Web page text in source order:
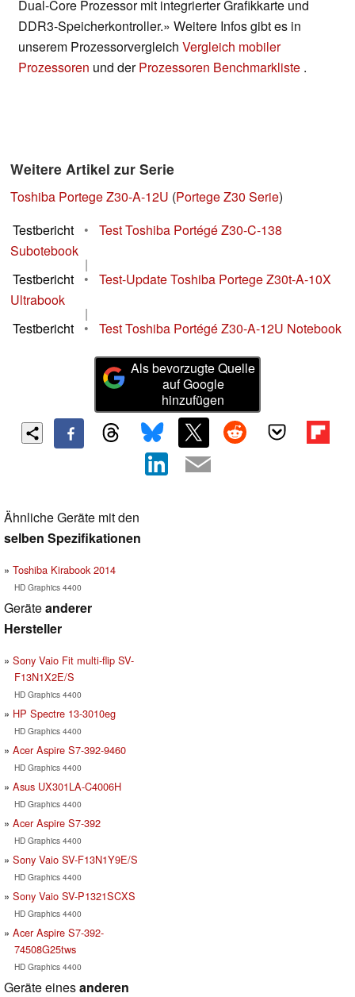
Dual-Core Prozessor mit integrierter Grafikkarte und
DDR3-Speicherkontroller.» Weitere Infos gibt es in
unserem Prozessorvergleich Vergleich mobiler
Prozessoren und derProzessoren Benchmarkliste .
Weitere Artikel zur Serie
Toshiba Portege Z30-A-12U (Portege Z30 Serie)
Testbericht
•
Test Toshiba Portégé Z30-C-138
Subotebook
|
Testbericht
•
Test-Update Toshiba Portege Z30t-A-10X
Ultrabook
|
Testbericht
• Test Toshiba Portégé Z30-A-12U Notebook
Als bevorzugte Quelle
auf Google
hinzufügen
Ähnliche Geräte mit den
selben Spezifikationen
Toshiba Kirabook 2014
HD Graphics 4400
Geräteanderer
Hersteller
Sony Vaio Fit multi-flip SV-
F13N1X2E/S
HD Graphics 4400
HP Spectre 13-3010eg
HD Graphics 4400
Acer Aspire S7-392-9460
HD Graphics 4400
Asus UX301LA-C4006H
HD Graphics 4400
Acer Aspire S7-392
HD Graphics 4400
Sony Vaio SV-F13N1Y9E/S
HD Graphics 4400
Sony Vaio SV-P1321SCXS
HD Graphics 4400
Acer Aspire S7-392-
74508G25tws
HD Graphics 4400
Geräte einesanderen